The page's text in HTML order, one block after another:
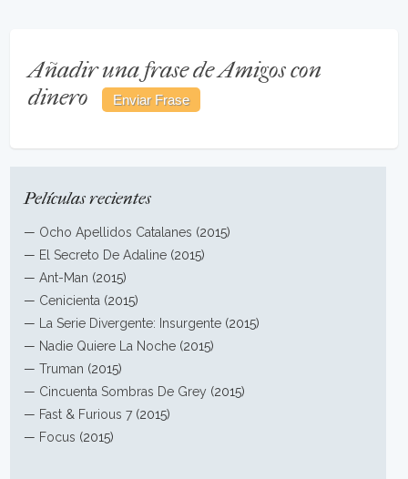
Añadir una frase de Amigos con
dinero
Películas recientes
— Ocho Apellidos Catalanes (2015)
— El Secreto De Adaline (2015)
—Ant-Man (2015)
— Cenicienta (2015)
—
La Serie Divergente: Insurgente (2015)
— Nadie Quiere La Noche (2015)
—Truman (2015)
— Cincuenta Sombras De Grey (2015)
— Fast & Furious 7 (2015)
— Focus (2015)